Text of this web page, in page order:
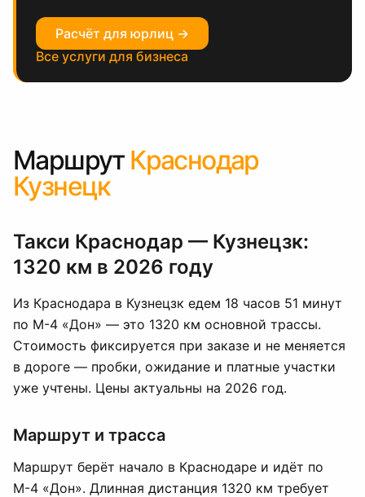
Расчёт для юрлиц →
Все услуги для бизнеса
Маршрут Краснодар
Кузнецк
Такси Краснодар — Кузнецзк:
1320 км в 2026 году
Из Краснодара в Кузнецзк едем 18 часов 51 минут
по М-4 «Дон» — это 1320 км основной трассы.
Стоимость фиксируется при заказе и не меняется
в дороге — пробки, ожидание и платные участки
уже учтены. Цены актуальны на 2026 год.
Маршрут и трасса
Маршрут берёт начало в Краснодаре и идёт по
М-4 «Дон». Длинная дистанция 1320 км требует